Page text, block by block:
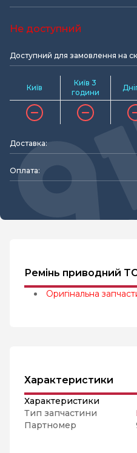
Не доступний
Доступний для замовлення на
Київ
Київ 3
години
Доставка:
Оплата:
Ремінь приводний
Оригінальна
Характеристики
Характеристики
Тип запчастини
Партномер